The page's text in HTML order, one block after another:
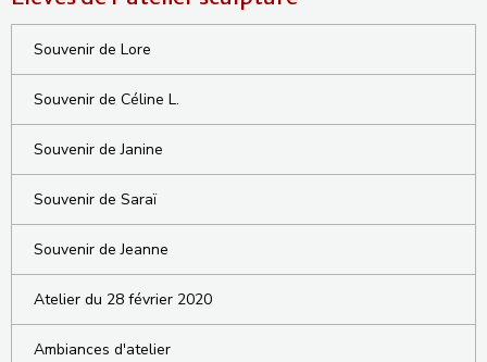
Souvenir de Lore
Souvenir de Céline L.
Souvenir de Janine
Souvenir de Saraï
Souvenir de Jeanne
Atelier du 28 février 2020
Ambiances d'atelier